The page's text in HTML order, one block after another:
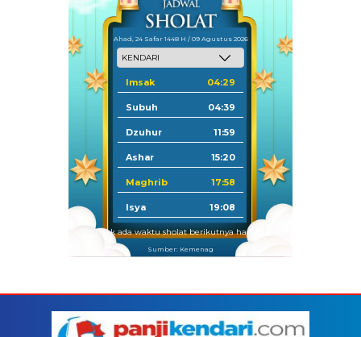
Ahad, 24 Safar 1448 H / 09 Agustus 2026
Imsak 04:29
Subuh 04:39
Dzuhur 11:59
Ashar 15:20
Maghrib 17:58
Isya 19:08
Tidak ada waktu sholat berikutnya hari ini.
Sumber: Kemenag